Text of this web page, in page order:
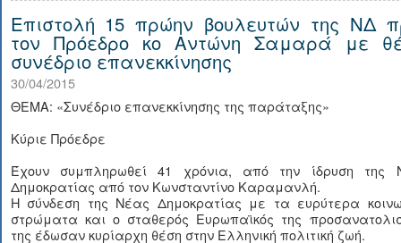
Επιστολή 15 πρώην βουλευτών της ΝΔ
τον Πρόεδρο κο Αντώνη Σαμαρά με
συνέδριο επανεκκίνησης
30/04/2015
ΘΕΜΑ: «Συνέδριο επανεκκίνησης της παράταξης»
Κύριε Πρόεδρε
Έχουν συμπληρωθεί 41 χρόνια, από την ίδρυση της
Δημοκρατίας από τον Κωνσταντίνο Καραμανλή.
Η σύνδεση της Νέας Δημοκρατίας με τα ευρύτερα
στρώματα και ο σταθερός Ευρωπαϊκός της
της έδωσαν κυρίαρχη θέση στην Ελληνική πολιτική ζωή.